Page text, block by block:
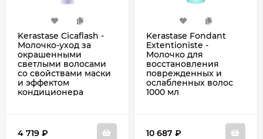
Kerastase Cicaflash -
Молочко-уход за
окрашенными
светлыми волосами
со свойствами маски
и эффектом
кондиционера
4 719 ₽
Kerastase Fondant
Extentioniste -
Молочко для
восстановления
поврежденных и
ослабленных волос
1000 мл
10 687 ₽